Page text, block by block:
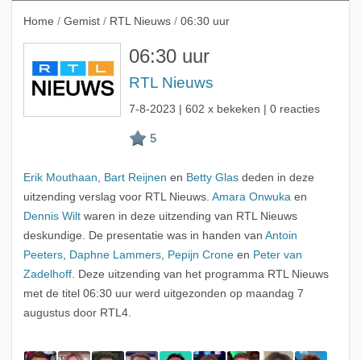
Home / Gemist / RTL Nieuws / 06:30 uur
06:30 uur
RTL Nieuws
7-8-2023 | 602 x bekeken | 0 reacties
Erik Mouthaan, Bart Reijnen en Betty Glasdeden in deze
uitzending verslag voor RTL Nieuws. Amara Onwukaen
Dennis Wiltwaren in deze uitzending van RTL Nieuws
deskundige. De presentatie was in handen van Antoin
Peeters, Daphne Lammers, Pepijn Croneen Peter van
Zadelhoff. Deze uitzending van het programma RTL Nieuws
met de titel 06:30 uur werd uitgezonden op maandag 7
augustus door RTL4.